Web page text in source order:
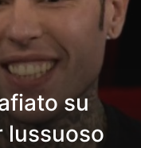
su
lussuoso